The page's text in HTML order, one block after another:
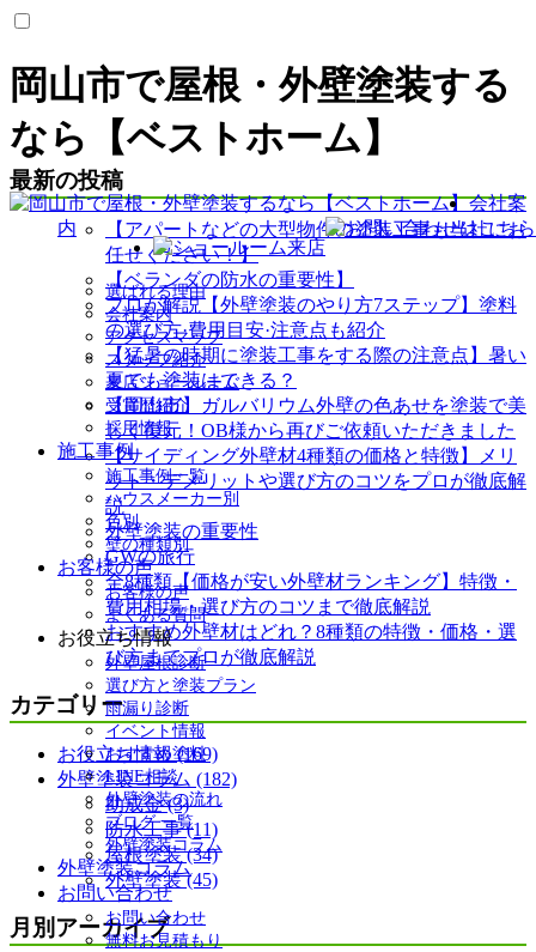
岡山市で屋根・外壁塗装する
なら【ベストホーム】
会社案
内
選ばれる理由
会社案内
アクセスマップ
スタッフ紹介
来店ショールーム
受賞歴紹介
採用情報
施工事例
施工事例一覧
ハウスメーカー別
色別
壁の種類別
お客様の声
お客様の声
よくある質問
お役立ち情報
外壁屋根診断
選び方と塗装プラン
雨漏り診断
イベント情報
おすすめ塗料
LINE相談
外壁塗装の流れ
ブログ 一覧
外壁塗装コラム
外壁塗装コラム
お問い合わせ
お問い合わせ
無料お見積もり
最新の投稿
【アパートなどの大型物件の塗装工事も当社にお
任せください！】
【ベランダの防水の重要性】
プロが解説【外壁塗装のやり方7ステップ】塗料
の選び方·費用目安·注意点も紹介
【猛暑の時期に塗装工事をする際の注意点】暑い
夏でも塗装はできる？
【岡山市】ガルバリウム外壁の色あせを塗装で美
しく復元！OB様から再びご依頼いただきました
【サイディング外壁材4種類の価格と特徴】メリ
ット・デメリットや選び方のコツをプロが徹底解
説
外壁塗装の重要性
GWの旅行
全8種類【価格が安い外壁材ランキング】特徴・
費用相場・選び方のコツまで徹底解説
おすすめ外壁材はどれ？8種類の特徴・価格・選
び方までプロが徹底解説
カテゴリー
お役立ち情報 (169)
外壁塗装コラム (182)
助成金 (3)
防水工事 (11)
屋根塗装 (34)
外壁塗装 (45)
月別アーカイブ